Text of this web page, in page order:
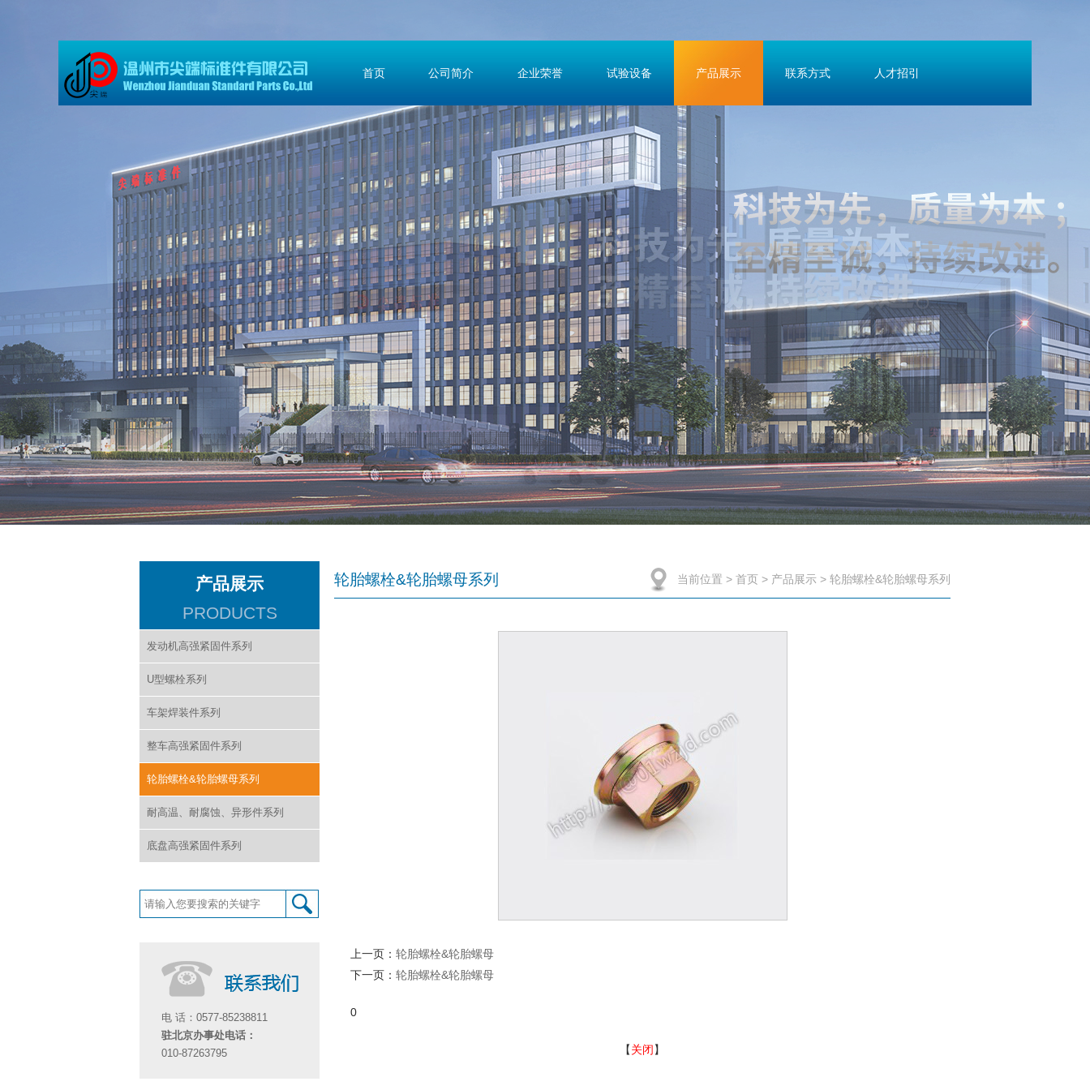
首页 公司简介 企业荣誉 试验设备 产品展示 联系方式 人才招引
产品展示
PRODUCTS
发动机高强紧固件系列
U型螺栓系列
车架焊装件系列
整车高强紧固件系列
轮胎螺栓&轮胎螺母系列
耐高温、耐腐蚀、异形件系列
底盘高强紧固件系列
电 话：0577-85238811
驻北京办事处电话：
010-87263795
当前位置 > 首页 > 产品展示 > 轮胎螺栓&轮胎螺母系列
轮胎螺栓&轮胎螺母系列
上一页： 轮胎螺栓&轮胎螺母
下一页： 轮胎螺栓&轮胎螺母
0
【关闭】